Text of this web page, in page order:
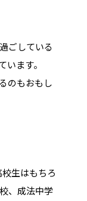
ごしている
ます。
のもおもし
生はもちろ
、成法中学